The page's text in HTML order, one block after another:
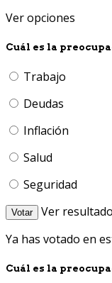
Ver opciones
Cuál es la
Trabajo
Deudas
Inflación
Salud
Seguridad
Votar
Ver
Ya has votado en
Cuál es la